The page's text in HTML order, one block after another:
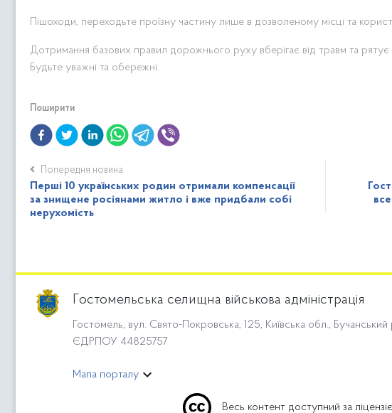
Пішоходи, переходьте проїзну частину лише в дозволеному місці та
Дотримання базових правил дорожнього руху вберігає від травм та рятує
Будьте уважні та обережні.
Поширити
Попередня новина
Перші 10 українських родин отримали компенсації
за знищене росіянами житло і вже придбали собі
нерухомість
Гостомельська селищна військова адміністрація
Гостомель, вул. Свято-Покровська, 125, Київська обл.,
ЄДРПОУ 44825757
Мапа порталу
Весь контент доступний за